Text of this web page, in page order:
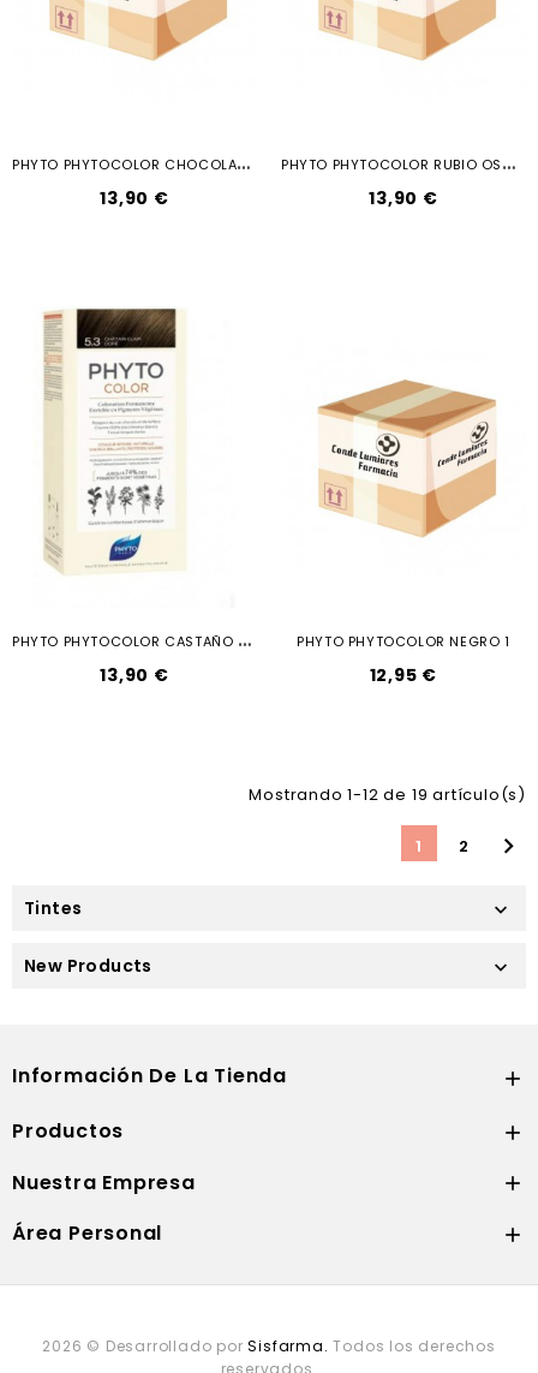
P
HYTO PHYTOCOLOR CHOCOLATE LIGHT...
13,90 €
P
HYTO PHYTOCOLOR RUBIO OSCURO DORADO 634
13,90 €
P
HYTO PHYTOCOLOR CASTAÑO CLARO DORADO...
13,90 €
PHYTO PHYTOCOLOR NEGRO 1
12,95 €
Mostrando 1-12 de 19 artículo(s)
1 2 
Tintes 
New Products 
Información De La Tienda 
Productos 
Nuestra Empresa 
Área Personal 
2026 © Desarrollado porSisfarma. Todos los derechos
reservados.